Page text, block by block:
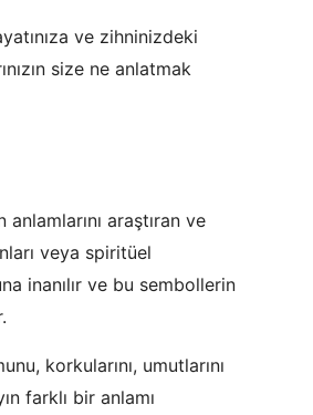
ve zihninizdeki
size ne anlatmak
araştıran ve
veya spiritüel
inanılır ve bu sembollerin
korkularını, umutlarını
farklı bir anlamı